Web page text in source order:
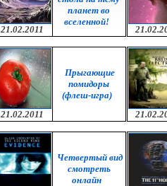
21.02.2011
планет во
вселенной!
21.02.2011
Прыгающие
помидоры
(флеш-игра)
Четвертый вид
смотреть
онлайн